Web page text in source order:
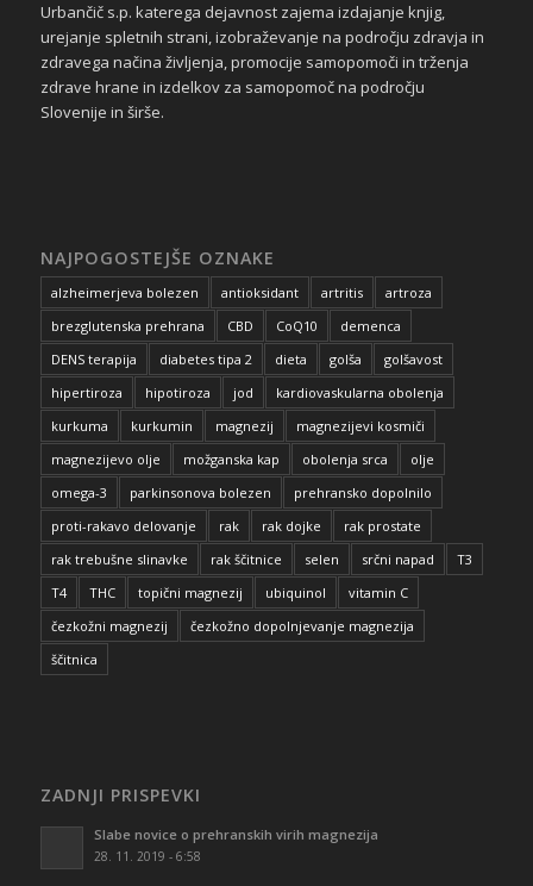
Urbančič s.p. katerega dejavnost zajema izdajanje knjig,
urejanje spletnih strani, izobraževanje na področju zdravja in
zdravega načina življenja, promocije samopomoči in trženja
zdrave hrane in izdelkov za samopomoč na področju
Slovenije in širše.
NAJPOGOSTEJŠE OZNAKE
alzheimerjeva bolezen antioksidant artritis
artroza
brezglutenska prehrana
CBD CoQ10
demenca
DENS terapija
diabetes tipa 2 dieta golša
golšavost
hipertiroza
hipotiroza jod
kardiovaskularna obolenja
kurkuma
kurkumin magnezij
magnezijevi kosmiči
magnezijevo olje
možganska kap obolenja srca
olje
omega-3
parkinsonova bolezen
prehransko dopolnilo
proti-rakavo delovanje
rak rak dojke
rak prostate
rak trebušne slinavke
rak ščitnice selen srčni napad
T3
T4
THC topični magnezij ubiquinol
vitamin C
čezkožni magnezij
čezkožno dopolnjevanje magnezija
ščitnica
ZADNJI PRISPEVKI
Slabe novice o prehranskih virih magnezija
28. 11. 2019 - 6:58